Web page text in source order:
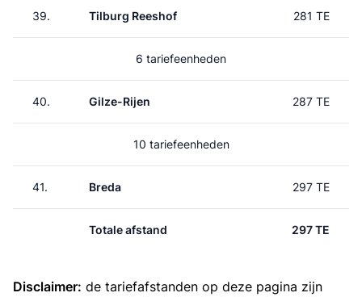
39. Tilburg Reeshof 281 TE
6 tariefeenheden
40. Gilze-Rijen 287 TE
10 tariefeenheden
41. Breda 297 TE
Totale afstand 297 TE
Disclaimer: de tariefafstanden op deze pagina zijn